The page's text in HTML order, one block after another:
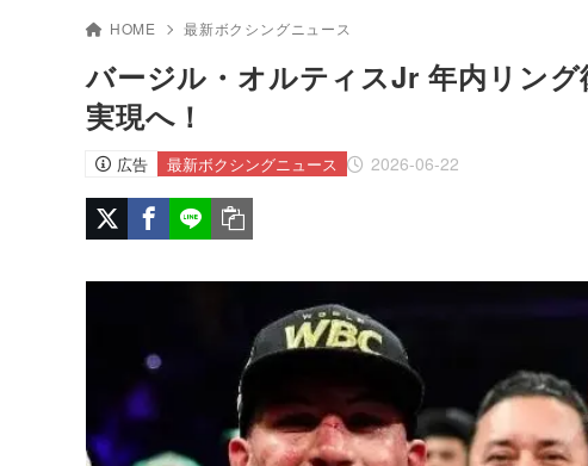
HOME 最新ボクシングニュース
バージル・オルティスJr 年内リン
実現へ！
広告 2026-06-22
最新ボクシングニュース